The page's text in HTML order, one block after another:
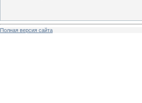
Полная версия сайта